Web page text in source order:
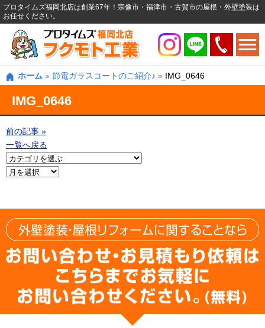
プロタイムズ福岡北店は創業67年！宗像市・福津市・古賀市の屋根・外壁塗装は
お任せください。
ホーム » 節電ガラスコートのご紹介♪ » IMG_0646
IMG_0646
前の記事 »
一覧へ戻る